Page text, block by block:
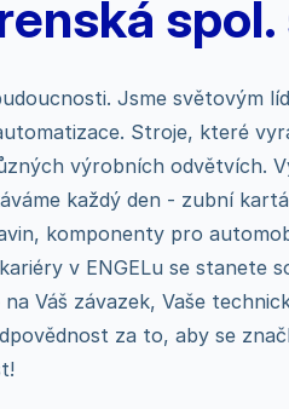
spol.
Jsme světovým
Stroje, které
výrobních odvětvích.
každý den - zubní
komponenty pro
v ENGELu se stanete
Váš závazek, Vaše
za to, aby se